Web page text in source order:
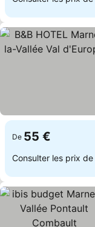
De 55 €
Consulter les prix de